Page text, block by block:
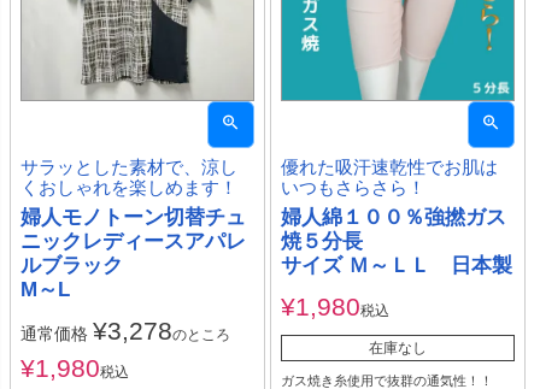
サラッとした素材で、涼し
くおしゃれを楽しめます！
婦人モノトーン切替チュ
ニックレディースアパレ
ルブラック
M～L
通常価格 ¥3,278のところ
¥1,980税込
優れた吸汗速乾性でお肌は
いつもさらさら！
婦人綿１００％強撚ガス
焼５分長
サイズ Ｍ～ＬＬ 日本製
¥1,980税込
在庫なし
ガス焼き糸使用で抜群の通気性！！